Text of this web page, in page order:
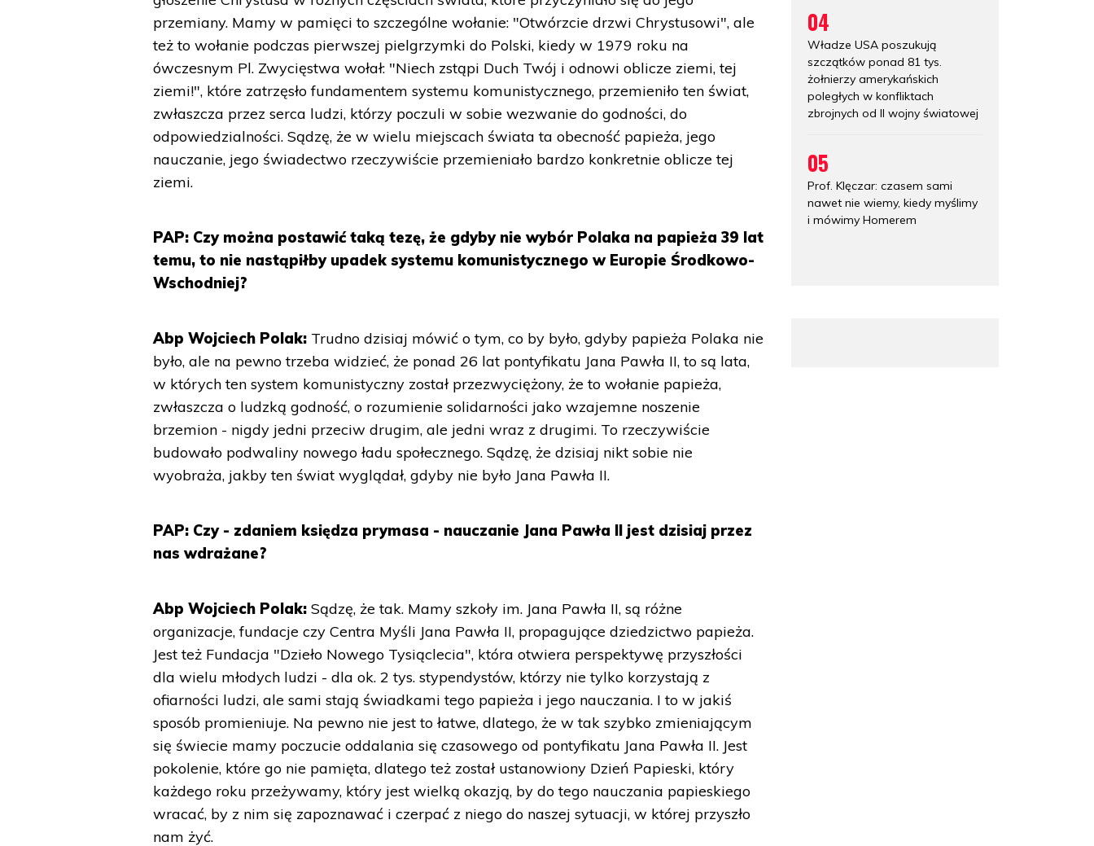
przemiany. Mamy w pamięci to szczególne wołanie: "Otwórzcie drzwi Chrystusowi", ale
też to wołanie podczas pierwszej pielgrzymki do Polski, kiedy w 1979 roku na
ówczesnym Pl. Zwycięstwa wołał: "Niech zstąpi Duch Twój i odnowi oblicze ziemi, tej
ziemi!", które zatrzęsło fundamentem systemu komunistycznego, przemieniło ten świat,
zwłaszcza przez serca ludzi, którzy poczuli w sobie wezwanie do godności, do
odpowiedzialności. Sądzę, że w wielu miejscach świata ta obecność papieża, jego
nauczanie, jego świadectwo rzeczywiście przemieniało bardzo konkretnie oblicze tej
ziemi.
PAP: Czy można postawić taką tezę, że gdyby nie wybór Polaka na papieża 39 lat
temu, to nie nastąpiłby upadek systemu komunistycznego w Europie Środkowo-
Wschodniej?
Abp Wojciech Polak: Trudno dzisiaj mówić o tym, co by było, gdyby papieża Polaka nie
było, ale na pewno trzeba widzieć, że ponad 26 lat pontyfikatu Jana Pawła II, to są lata,
w których ten system komunistyczny został przezwyciężony, że to wołanie papieża,
zwłaszcza o ludzką godność, o rozumienie solidarności jako wzajemne noszenie
brzemion - nigdy jedni przeciw drugim, ale jedni wraz z drugimi. To rzeczywiście
budowało podwaliny nowego ładu społecznego. Sądzę, że dzisiaj nikt sobie nie
wyobraża, jakby ten świat wyglądał, gdyby nie było Jana Pawła II.
PAP: Czy - zdaniem księdza prymasa - nauczanie Jana Pawła II jest dzisiaj przez
nas wdrażane?
Abp Wojciech Polak: Sądzę, że tak. Mamy szkoły im. Jana Pawła II, są różne
organizacje, fundacje czy Centra Myśli Jana Pawła II, propagujące dziedzictwo papieża.
Jest też Fundacja "Dzieło Nowego Tysiąclecia", która otwiera perspektywę przyszłości
dla wielu młodych ludzi - dla ok. 2 tys. stypendystów, którzy nie tylko korzystają z
ofiarności ludzi, ale sami stają świadkami tego papieża i jego nauczania. I to w jakiś
sposób promieniuje. Na pewno nie jest to łatwe, dlatego, że w tak szybko zmieniającym
się świecie mamy poczucie oddalania się czasowego od pontyfikatu Jana Pawła II. Jest
pokolenie, które go nie pamięta, dlatego też został ustanowiony Dzień Papieski, który
każdego roku przeżywamy, który jest wielką okazją, by do tego nauczania papieskiego
wracać, by z nim się zapoznawać i czerpać z niego do naszej sytuacji, w której przyszło
nam żyć.
04
Władze USA poszukują
szczątków ponad 81 tys.
żołnierzy amerykańskich
poległych w konfliktach
zbrojnych od II wojny światowej
05
Prof. Klęczar: czasem sami
nawet nie wiemy, kiedy myślimy
i mówimy Homerem